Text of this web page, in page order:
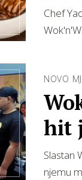
Chef
NOVO
hit
Slastan
njemu